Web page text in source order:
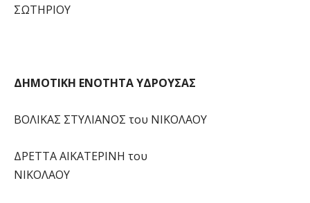
ΣΩΤΗΡΙΟΥ
ΔΗΜΟΤΙΚΗ ΕΝΟΤΗΤΑ ΥΔΡΟΥΣΑΣ
ΒΟΛΙΚΑΣ ΣΤΥΛΙΑΝΟΣ του ΝΙΚΟΛΑΟΥ
ΔΡΕΤΤΑ ΑΙΚΑΤΕΡΙΝΗ του
ΝΙΚΟΛΑΟΥ